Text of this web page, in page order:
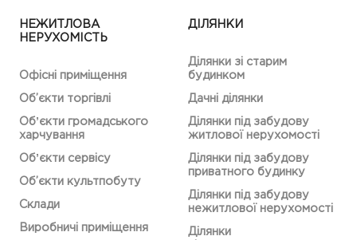
НЕЖИТЛОВА
НЕРУХОМІСТЬ
Офісні приміщення
Об’єкти торгівлі
Обʼєкти громадського
харчування
Обʼєкти сервісу
Об’єкти культпобуту
Склади
Виробничі приміщення
ДІЛЯНКИ
Ділянки зі старим
будинком
Дачні ділянки
Ділянки під забудову
житлової нерухомості
Ділянки під забудову
приватного будинку
Ділянки під забудову
нежитлової нерухомості
Ділянки